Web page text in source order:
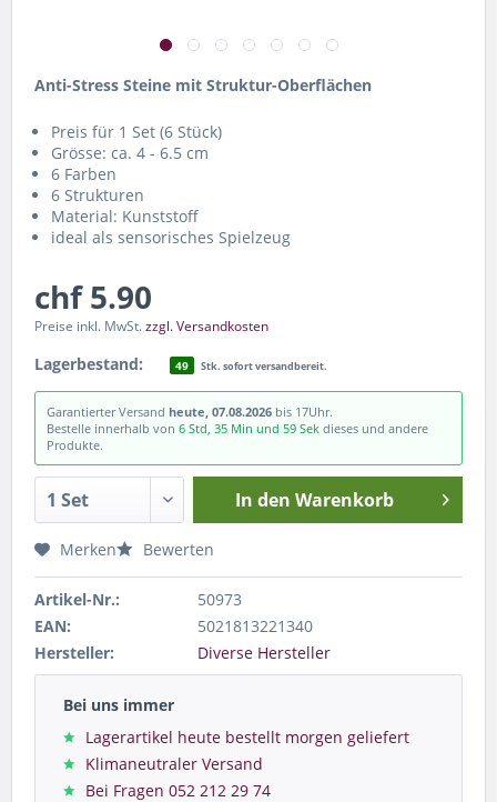
Anti-Stress Steine mit Struktur-Oberflächen
Preis für 1 Set (6 Stück)
Grösse: ca. 4 - 6.5 cm
6 Farben
6 Strukturen
Material: Kunststoff
ideal als sensorisches Spielzeug
chf 5.90
Preise inkl. MwSt.zzgl. Versandkosten
Lagerbestand: 49 Stk. sofort versandbereit.
Garantierter Versand heute, 07.08.2026 bis 17Uhr.
Bestelle innerhalb von 6 Std, 35 Min und 58 Sek dieses und andere
Produkte.
In den Warenkorb
Merken Bewerten
Artikel-Nr.:
50973
EAN:
5021813221340
Hersteller:
Diverse Hersteller
Bei uns immer
Lagerartikel heute bestellt morgen geliefert
Klimaneutraler Versand
Bei Fragen 052 212 29 74